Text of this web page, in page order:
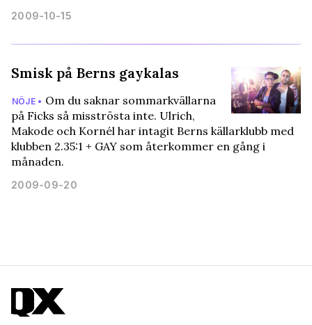
2009-10-15
Smisk på Berns gaykalas
NÖJE • Om du saknar sommarkvällarna
på Ficks så misströsta inte. Ulrich,
Makode och Kornél har intagit Berns källarklubb med
klubben 2.35:1 + GAY som återkommer en gång i
månaden.
2009-09-20